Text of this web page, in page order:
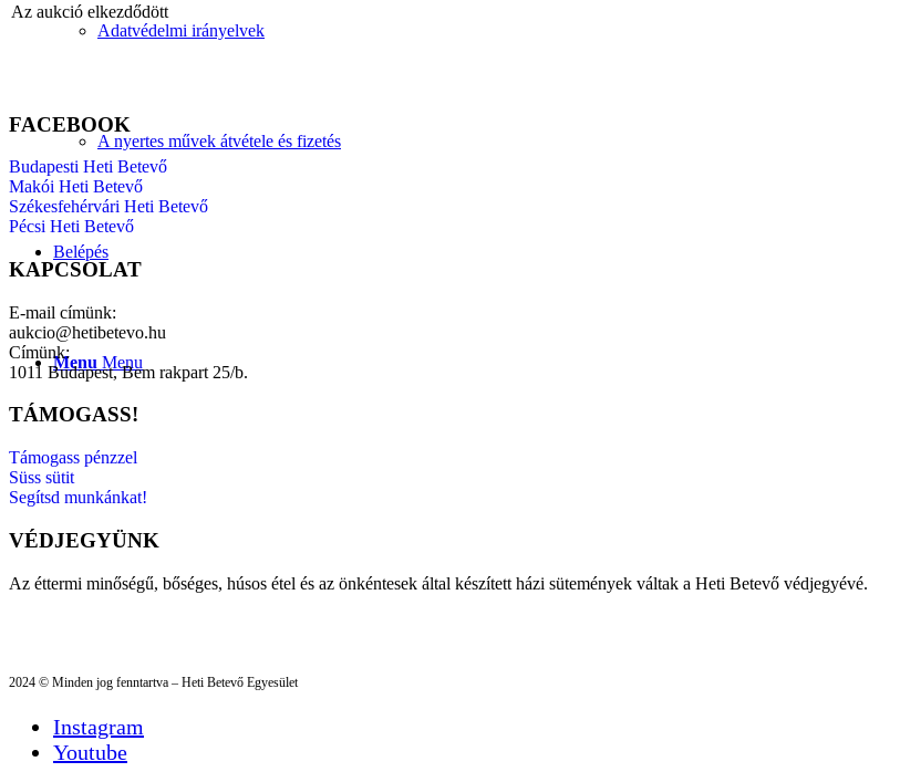
Adatvédelmi irányelvek
A nyertes művek átvétele és fizetés
Belépés
Menu Menu
Az aukció elkezdődött
FACEBOOK
Budapesti Heti Betevő
Makói Heti Betevő
Székesfehérvári Heti Betevő
Pécsi Heti Betevő
KAPCSOLAT
E-mail címünk:
aukcio@hetibetevo.hu
Címünk:
1011 Budapest, Bem rakpart 25/b.
TÁMOGASS!
Támogass pénzzel
Süss sütit
Segítsd munkánkat!
VÉDJEGYÜNK
Az éttermi minőségű, bőséges, húsos étel és az önkéntesek által készített házi sütemények váltak a Heti Betevő védjegyévé.
2024 © Minden jog fenntartva – Heti Betevő Egyesület
Instagram
Youtube